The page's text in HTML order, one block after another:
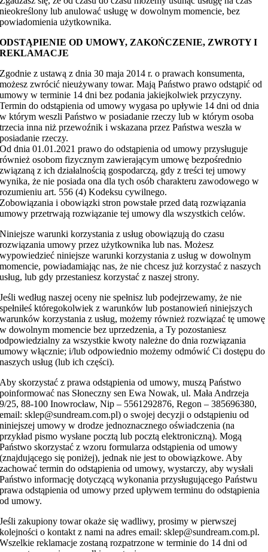
nieokreślony lub anulować usługę w dowolnym momencie, bez
powiadomienia użytkownika.
ODSTĄPIENIE OD UMOWY, ZAKOŃCZENIE, ZWROTY I
REKLAMACJE
Zgodnie z ustawą z dnia 30 maja 2014 r. o prawach konsumenta,
możesz zwrócić nieużywany towar. Mają Państwo prawo odstąpić od
umowy w terminie 14 dni bez podania jakiejkolwiek przyczyny.
Termin do odstąpienia od umowy wygasa po upływie 14 dni od dnia
w którym weszli Państwo w posiadanie rzeczy lub w którym osoba
trzecia inna niż przewoźnik i wskazana przez Państwa weszła w
posiadanie rzeczy.
Od dnia 01.01.2021 prawo do odstąpienia od umowy przysługuje
również osobom fizycznym zawierającym umowę bezpośrednio
związaną z ich działalnością gospodarczą, gdy z treści tej umowy
wynika, że nie posiada ona dla tych osób charakteru zawodowego w
rozumieniu art. 556 (4) Kodeksu cywilnego.
Zobowiązania i obowiązki stron powstałe przed datą rozwiązania
umowy przetrwają rozwiązanie tej umowy dla wszystkich celów.
Niniejsze warunki korzystania z usług obowiązują do czasu
rozwiązania umowy przez użytkownika lub nas. Możesz
wypowiedzieć niniejsze warunki korzystania z usług w dowolnym
momencie, powiadamiając nas, że nie chcesz już korzystać z naszych
usług, lub gdy przestaniesz korzystać z naszej strony.
Jeśli według naszej oceny nie spełnisz lub podejrzewamy, że nie
spełniłeś któregokolwiek z warunków lub postanowień niniejszych
warunków korzystania z usług, możemy również rozwiązać tę umowę
w dowolnym momencie bez uprzedzenia, a Ty pozostaniesz
odpowiedzialny za wszystkie kwoty należne do dnia rozwiązania
umowy włącznie; i/lub odpowiednio możemy odmówić Ci dostępu do
naszych usług (lub ich części).
Aby skorzystać z prawa odstąpienia od umowy, muszą Państwo
poinformować nas Słoneczny sen Ewa Nowak, ul. Mała Andrzeja
9/25, 88-100 Inowrocław, Nip – 5561292876, Regon – 385696380,
email: sklep@sundream.com.pl) o swojej decyzji o odstąpieniu od
niniejszej umowy w drodze jednoznacznego oświadczenia (na
przykład pismo wysłane pocztą lub pocztą elektroniczną). Mogą
Państwo skorzystać z wzoru formularza odstąpienia od umowy
(znajdującego się poniżej), jednak nie jest to obowiązkowe. Aby
zachować termin do odstąpienia od umowy, wystarczy, aby wysłali
Państwo informację dotyczącą wykonania przysługującego Państwu
prawa odstąpienia od umowy przed upływem terminu do odstąpienia
od umowy.
Jeśli zakupiony towar okaże się wadliwy, prosimy w pierwszej
kolejności o kontakt z nami na adres email: sklep@sundream.com.pl.
Wszelkie reklamacje zostaną rozpatrzone w terminie do 14 dni od